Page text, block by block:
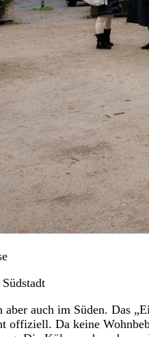
auch im Süden. Das
offiziell. Da keine